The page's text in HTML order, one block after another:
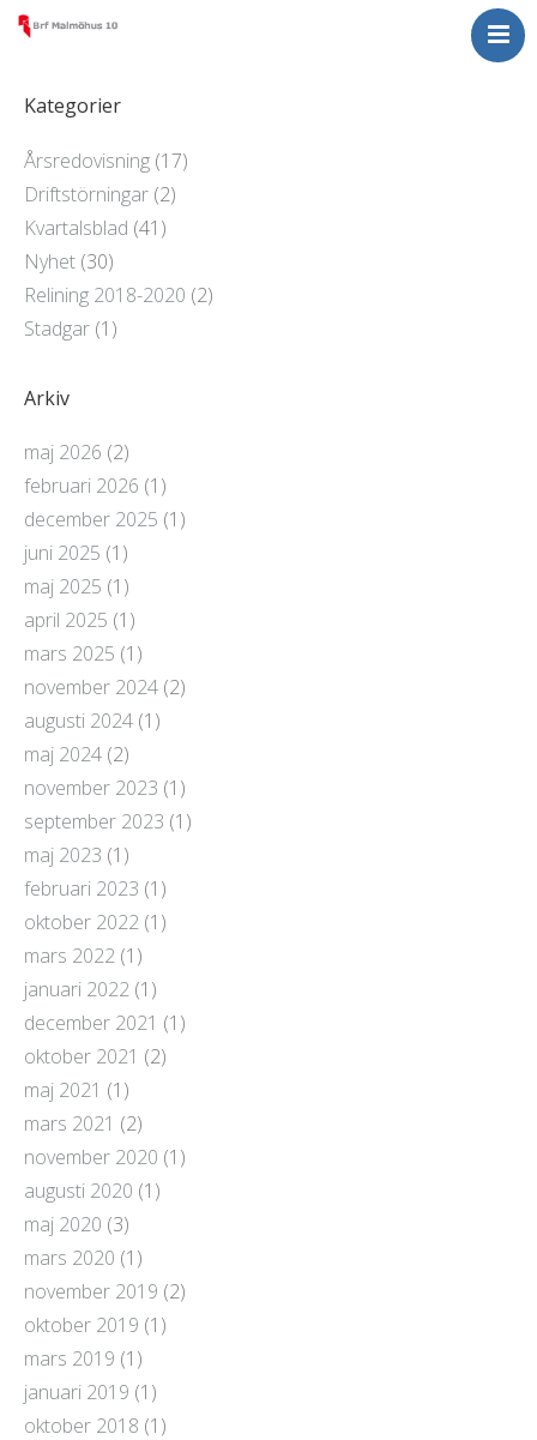
För medlemmar
Om Malmöhus 10
Kontakta oss
Kategorier
Årsredovisning (17)
Driftstörningar (2)
Kvartalsblad (41)
Nyhet (30)
Relining 2018-2020 (2)
Stadgar (1)
Arkiv
maj 2026 (2)
februari 2026 (1)
december 2025 (1)
juni 2025 (1)
maj 2025 (1)
april 2025 (1)
mars 2025 (1)
november 2024 (2)
augusti 2024 (1)
maj 2024 (2)
november 2023 (1)
september 2023 (1)
maj 2023 (1)
februari 2023 (1)
oktober 2022 (1)
mars 2022 (1)
januari 2022 (1)
december 2021 (1)
oktober 2021 (2)
maj 2021 (1)
mars 2021 (2)
november 2020 (1)
augusti 2020 (1)
maj 2020 (3)
mars 2020 (1)
november 2019 (2)
oktober 2019 (1)
mars 2019 (1)
januari 2019 (1)
oktober 2018 (1)